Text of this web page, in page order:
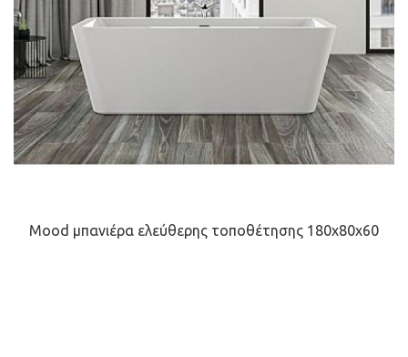
Mood μπανιέρα ελεύθερης τοποθέτησης 180x80x60